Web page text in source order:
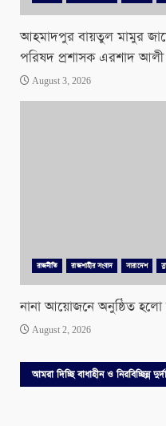
আহমাদপুর বায়তুল মামুর
পরিষদ প্রশাসক এরশাদ
August 3, 2026
রাজনীতি রাজশাহীর সংবাদ সারাদেশ
নানা আয়োজনে অনুষ্ঠিত
August 2, 2026
আমরা দিচ্ছি বাধাহীন ও